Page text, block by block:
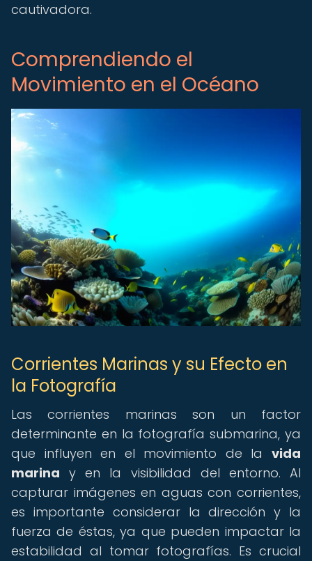
cautivadora.
Comprendiendo el
Movimiento en el Océano
Corrientes Marinas y su Efecto en
la Fotografía
Las corrientes marinas son un factor
determinante en la fotografía submarina, ya
que influyen en el movimiento de la vida
marina y en la visibilidad del entorno. Al
capturar imágenes en aguas con corrientes,
es importante considerar la dirección y la
fuerza de éstas, ya que pueden impactar la
estabilidad al tomar fotografías. Es crucial